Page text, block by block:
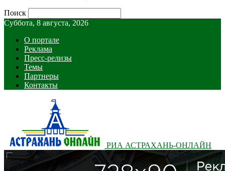
Поиск
Суббота, 8 августа, 2026
О портале
Реклама
Пресс-релизы
Темы
Партнеры
Контакты
РИА АСТРАХАНЬ-ОНЛАЙН